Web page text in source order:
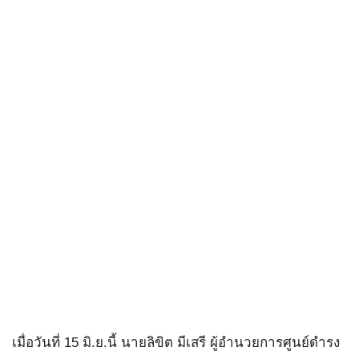
เมื่อวันที่ 15 มิ.ย.นี้ นายลิขิต มีเสรี ผู้อำนวยการศูนย์ดำรง